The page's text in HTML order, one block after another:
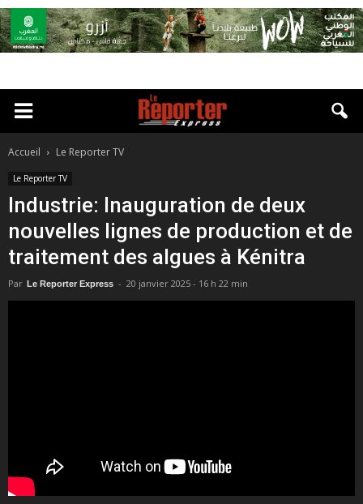
Accueil Le Reporter TV
Le Reporter TV
Industrie: Inauguration de deux
nouvelles lignes de production et de
traitement des algues à Kénitra
Par Le Reporter Express - 20 janvier 2025 - 16 h 22 min